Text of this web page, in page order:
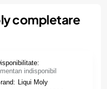
completare
indisponibil
Liqui Moly